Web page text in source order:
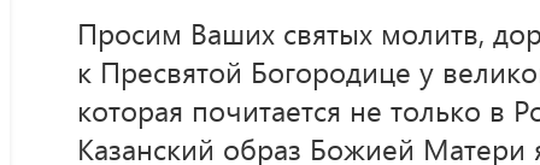
Просим Ваших святых молитв,
к Пресвятой Богородице у
которая почитается не только в
Казанский образ Божией Матери